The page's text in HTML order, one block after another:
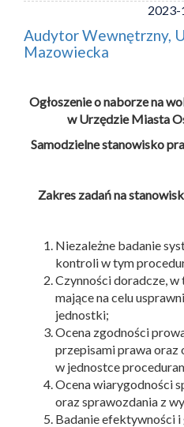
2023-
Audytor Wewnętrzny,
Mazowiecka
Ogłoszenie o naborze na
w Urzędzie Miasta
Samodzielne stanowisko
Zakres zadań na
Niezależne badanie
kontroli w tym
Czynności doradcze,
mające na celu
jednostki;
Ocena zgodności
przepisami prawa oraz
w jednostce
Ocena wiarygodności
oraz sprawozdania z
Badanie efektywności